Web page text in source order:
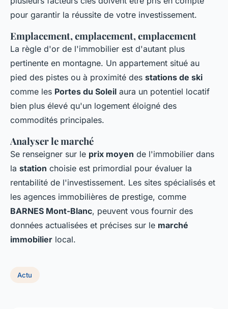
pour garantir la réussite de votre investissement.
Emplacement, emplacement, emplacement
La règle d'or de l'immobilier est d'autant plus
pertinente en montagne. Un appartement situé au
pied des pistes ou à proximité des stations de ski
comme les Portes du Soleil aura un potentiel locatif
bien plus élevé qu'un logement éloigné des
commodités principales.
Analyser le marché
Se renseigner sur le prix moyen de l'immobilier dans
la station choisie est primordial pour évaluer la
rentabilité de l'investissement. Les sites spécialisés et
les agences immobilières de prestige, comme
BARNES Mont-Blanc, peuvent vous fournir des
données actualisées et précises sur le marché
immobilier local.
Actu